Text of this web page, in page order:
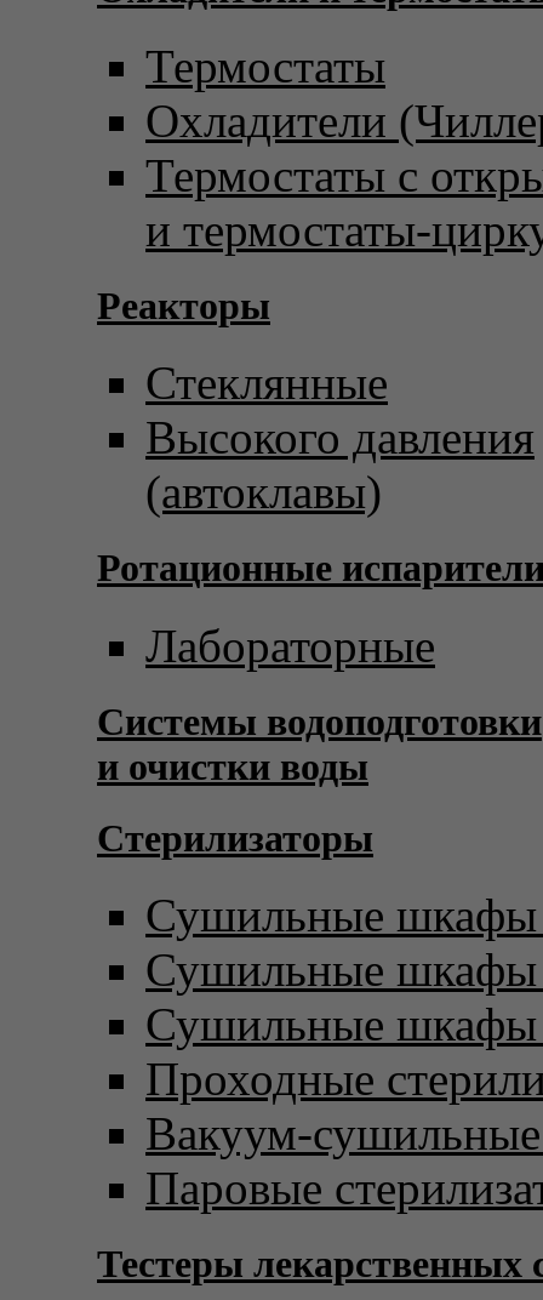
Термостаты
Охладители
Термостаты с
и термостаты-
Реакторы
Стеклянные
Высокого давления
(автоклавы)
Ротационные
Лабораторные
Системы водоподготовки
и очистки воды
Стерилизаторы
Сушильные шкафы
Сушильные шкафы
Сушильные шкафы
Проходные
Вакуум-
Паровые
Тестеры лекарственных